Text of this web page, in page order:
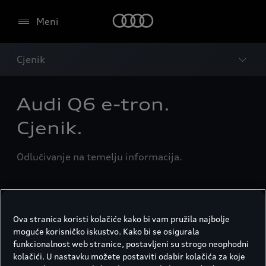
Meni
Cjenik
Audi Q6 e-tron.
Cjenik.
Odlučivanje na temelju informacija.
SQ6 e-tron
Ova stranica koristi kolačiće kako bi vam pružila najbolje
moguće korisničko iskustvo. Kako bi se osigurala
funkcionalnost web stranice, postavljeni su strogo neophodni
kolačići. U nastavku možete postaviti odabir kolačića za koje